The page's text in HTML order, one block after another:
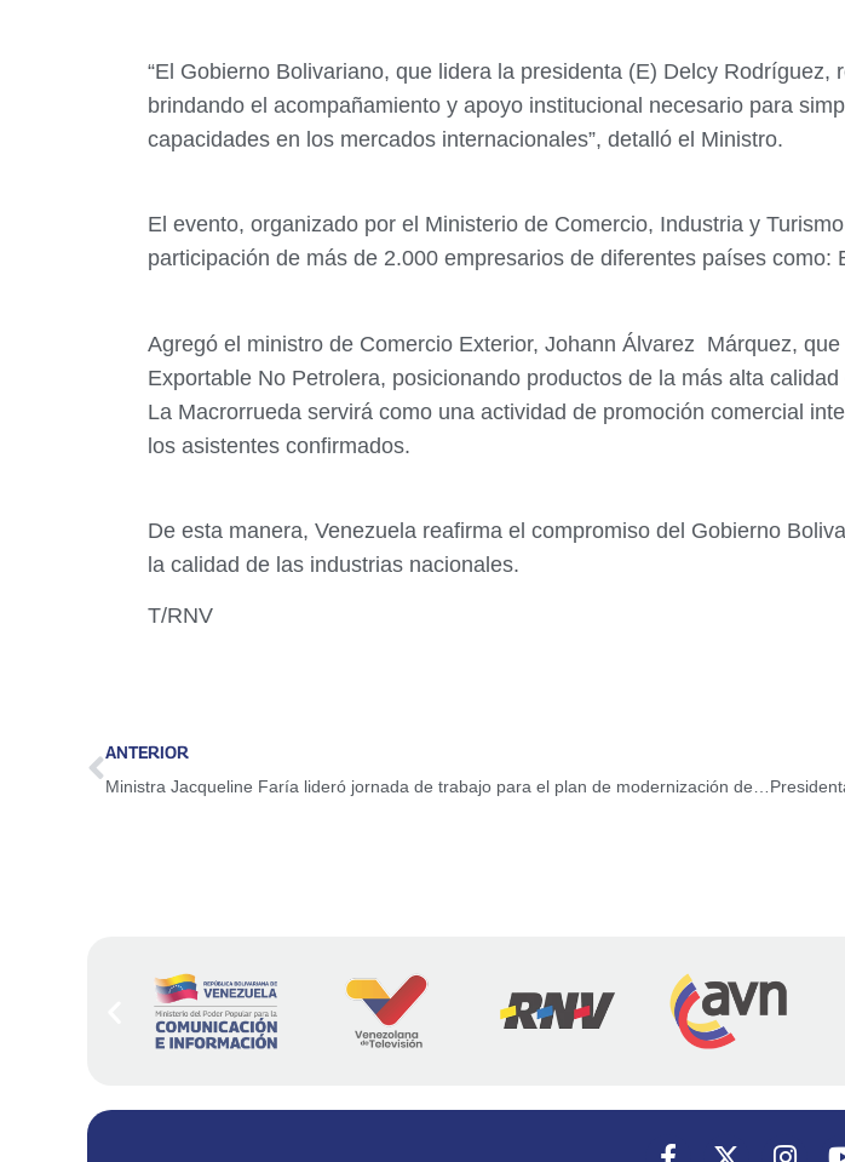
“El Gobierno Bolivariano, que lidera la presidenta (E) Delcy
brindando el acompañamiento y apoyo institucional necesario para
capacidades en los mercados internacionales”, detalló el Ministro.
El evento, organizado por el Ministerio de Comercio, Industria y
participación de más de 2.000 empresarios de diferentes países como:
Agregó el ministro de Comercio Exterior, Johann Álvarez Márquez,
Exportable No Petrolera, posicionando productos de la más alta
La Macrorrueda servirá como una actividad de promoción comercial
los asistentes confirmados.
De esta manera, Venezuela reafirma el compromiso del Gobierno
la calidad de las industrias nacionales.
T/RNV
ANTERIOR